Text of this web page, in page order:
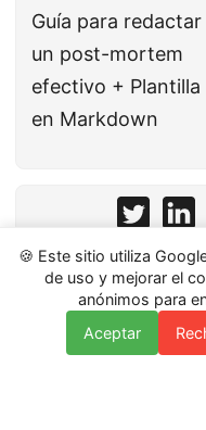
🍪 Este sitio utiliza
de uso y mejorar el
anónimos para
Aceptar
Guía para redactar
un post-mortem
efectivo + Plantilla
en Markdown